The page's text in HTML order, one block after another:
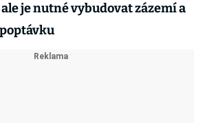
je nutné vybudovat zázemí a